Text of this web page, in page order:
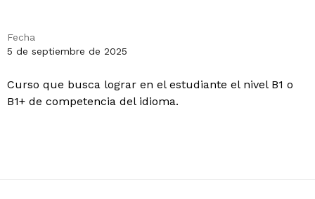
Fecha
5 de septiembre de 2025
Curso que busca lograr en el estudiante el nivel B1 o
B1+ de competencia del idioma.